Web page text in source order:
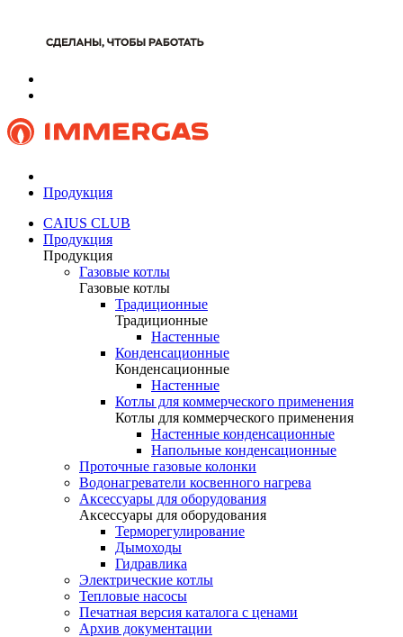
Продукция
CAIUS CLUB
Продукция
Продукция
Газовые котлы
Газовые котлы
Традиционные
Традиционные
Настенные
Конденсационные
Конденсационные
Настенные
Котлы для коммерческого применения
Котлы для коммерческого применения
Настенные конденсационные
Напольные конденсационные
Проточные газовые колонки
Водонагреватели косвенного нагрева
Аксессуары для оборудования
Аксессуары для оборудования
Терморегулирование
Дымоходы
Гидравлика
Электрические котлы
Тепловые насосы
Печатная версия каталога с ценами
Архив документации